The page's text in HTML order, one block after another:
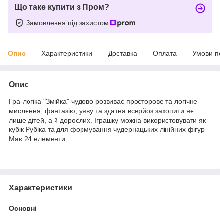
Що таке купити з Пром?
Замовлення під захистом
Опис Характеристики Доставка Оплата Умови
Опис
Гра-логіка "Змійка" чудово розвиває просторове та логічне
мислення, фантазію, уяву та здатна всерйоз захопити не
лише дітей, а й дорослих. Іграшку можна використовувати як
кубік Рубіка та для формування чудернацьких лінійних фігур
Має 24 елементи
Характеристики
Основні